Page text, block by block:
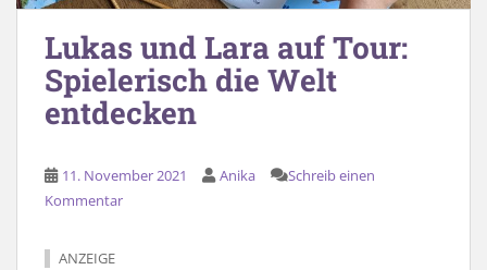
Lukas und Lara auf Tour:
Spielerisch die Welt
entdecken
11. November 2021 Anika
Schreib einen
Kommentar
ANZEIGE